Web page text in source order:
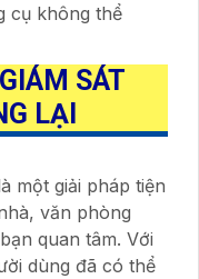
cụ không thể
SÁT
LẠI
một giải pháp tiện
văn phòng
quan tâm. Với
dùng đã có thể